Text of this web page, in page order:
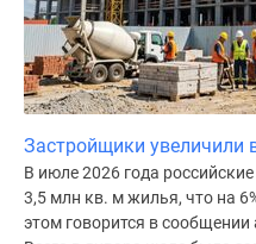
Застройщики увеличили
В июле 2026 года
3,5 млн кв. м жилья, что на
этом говорится в